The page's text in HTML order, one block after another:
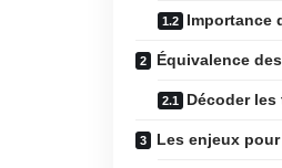
Importance
Équivalence
Décoder
Les enjeux